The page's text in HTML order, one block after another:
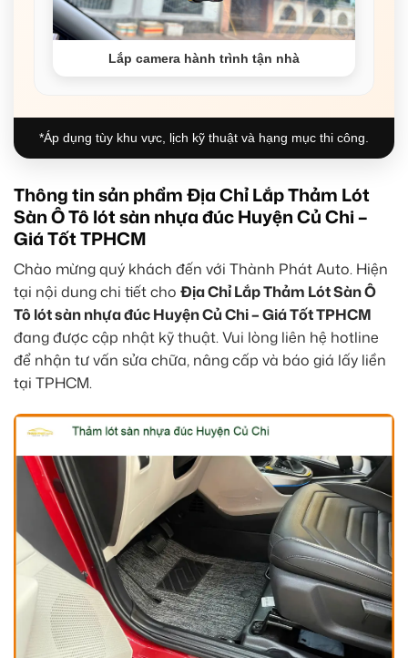
Lắp camera hành trình tận nhà
*Áp dụng tùy khu vực, lịch kỹ thuật và hạng mục thi công.
Thông tin sản phẩm Địa Chỉ Lắp Thảm Lót
Sàn Ô Tô lót sàn nhựa đúc Huyện Củ Chi –
Giá Tốt TPHCM
Chào mừng quý khách đến với Thành Phát Auto. Hiện
tại nội dung chi tiết cho Địa Chỉ Lắp Thảm Lót Sàn Ô
Tô lót sàn nhựa đúc Huyện Củ Chi – Giá Tốt TPHCM
đang được cập nhật kỹ thuật. Vui lòng liên hệ hotline
để nhận tư vấn sửa chữa, nâng cấp và báo giá lấy liền
tại TPHCM.